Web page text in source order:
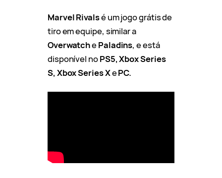
Marvel Rivalsé um jogo grátis de
tiro em equipe, similar a
OverwatchePaladins, e está
disponível noPS5, Xbox Series
S, Xbox Series XePC.